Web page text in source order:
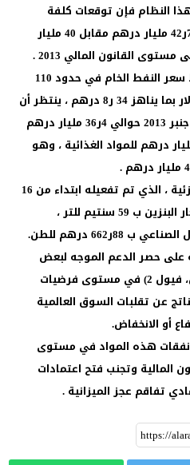
النظام فإن توقعات كلفة
المقاصة برسم سنة 2013 تبلغ 7ر42 مليار درهم مقابل 40 مليار
القانون المالي 2013 .
وأضاف أنه على أساس متوسط سعر النفط الخام في حدود 110
دولار للبرميل وسعر صرف الدولار بما يناهز 34 ر8 درهم ، ينتظر أن
تبلغ نفقات المقاصة في متم دجنبر 2013 حوالي 4ر36 مليار درهم
للمواد النفطية و3ر6 مليار درهم للمواد الغذائية ، وهو
وقد تجسد نظام المقايسة الجزئية ، الذي تم تفعيله ابتداء من 16
شتنبر 2013 ، في الرفع من أسعار البنزين ب 59 سنتيم للتر ،
على حصر الدعم الموجه لبعض
المواد النفطية (بنزين، الغازوال، فيول 2) في مستوى فرضيات
عن تقلبات السوق العالمية
أو الانخفاض.
هذه المواد في مستوى
المالية وتجنب فتح اعتمادات
تفاقم عجز الميزانية .